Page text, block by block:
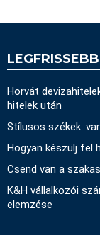
Horvát
hitelek után
Stílusos székek:
Hogyan készülj fel
Csend van a
K&H vállalkozói
elemzése